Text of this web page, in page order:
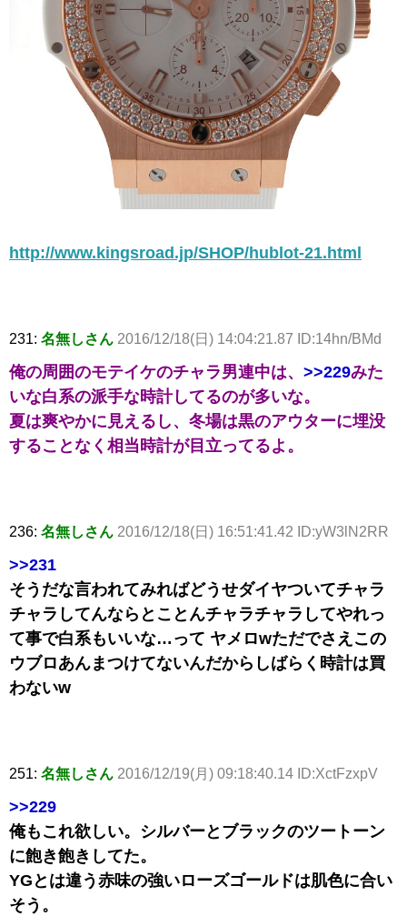
http://www.kingsroad.jp/SHOP/hublot-21.html
231: 名無しさん 2016/12/18(日) 14:04:21.87 ID:14hn/BMd
俺の周囲のモテイケのチャラ男連中は、 >>229みた
いな白系の派手な時計してるのが多いな。
夏は爽やかに見えるし、冬場は黒のアウターに埋没
することなく相当時計が目立ってるよ。
236: 名無しさん 2016/12/18(日) 16:51:41.42 ID:yW3lN2RR
>>231
そうだな言われてみればどうせダイヤついてチャラ
チャラしてんならとことんチャラチャラしてやれっ
て事で白系もいいな…って ヤメロwただでさえこの
ウブロあんまつけてないんだからしばらく時計は買
わないw
251: 名無しさん 2016/12/19(月) 09:18:40.14 ID:XctFzxpV
>>229
俺もこれ欲しい。シルバーとブラックのツートーン
に飽き飽きしてた。
YGとは違う赤味の強いローズゴールドは肌色に合い
そう。